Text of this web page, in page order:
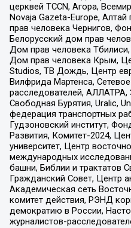
церквей TCCN, Агора,
Novaja Gazeta-Europe,
прав человека Чернигов,
Белорусский дом прав
Дом прав человека
Дом прав человека Крым,
Studios, ТВ Дождь, Центр
Вилфрида Мартенса,
расследователей,
Свободная Бурятия, Uralic,
федерация транспортных
Гудзоновский институт,
Развития, Комитет-2024,
университет, Центр
международных
башни, Библии и трактатов
Гражданский Совет, Центр
Академическая сеть
комитет действия, РЭНД
демократию в России,
журналистов-